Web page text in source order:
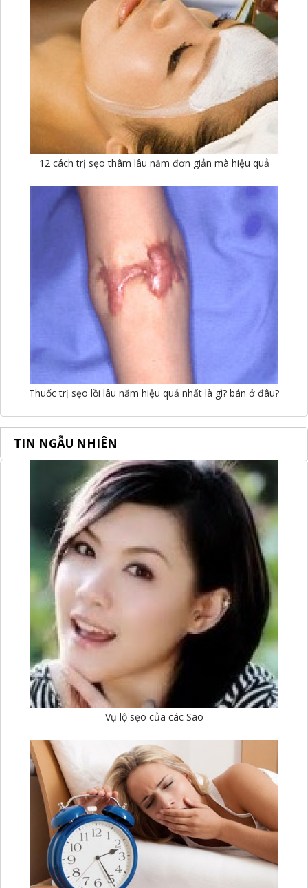
12 cách trị sẹo thâm lâu năm đơn giản mà hiệu quả
Thuốc trị sẹo lồi lâu năm hiệu quả nhất là gì? bán ở đâu?
TIN NGẪU NHIÊN
Vụ lộ sẹo của các Sao